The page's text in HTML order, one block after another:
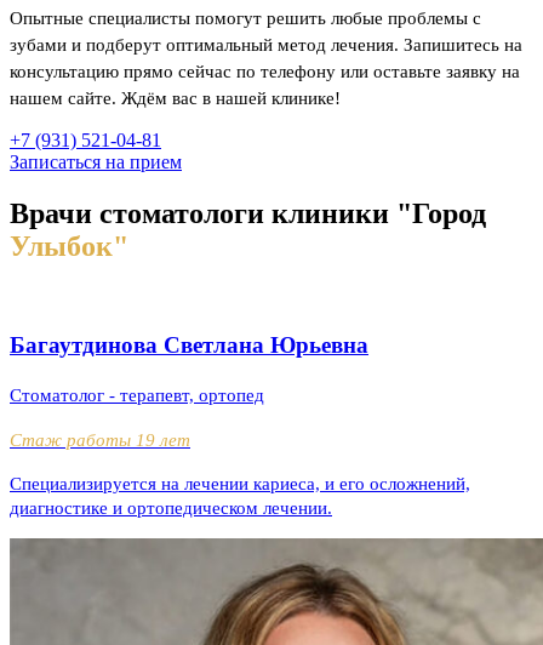
Опытные специалисты помогут решить любые проблемы с
зубами и подберут оптимальный метод лечения. Запишитесь на
консультацию прямо сейчас по телефону или оставьте заявку на
нашем сайте. Ждём вас в нашей клинике!
+7 (931) 521-04-81
Записаться на прием
Врачи стоматологи клиники "Город
Улыбок"
Багаутдинова Светлана Юрьевна
Стоматолог - терапевт, ортопед
Стаж работы 19 лет
Специализируется на лечении кариеса, и его осложнений,
диагностике и ортопедическом лечении.